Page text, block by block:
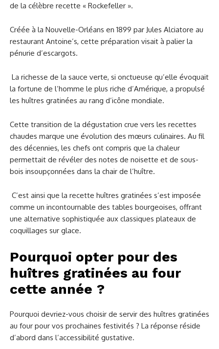
de la célèbre recette « Rockefeller ».
Créée à la Nouvelle-Orléans en 1899 par Jules Alciatore au
restaurant Antoine’s, cette préparation visait à palier la
pénurie d’escargots.
La richesse de la sauce verte, si onctueuse qu’elle évoquait
la fortune de l’homme le plus riche d’Amérique, a propulsé
les huîtres gratinées au rang d’icône mondiale.
Cette transition de la dégustation crue vers les recettes
chaudes marque une évolution des mœurs culinaires. Au fil
des décennies, les chefs ont compris que la chaleur
permettait de révéler des notes de noisette et de sous-
bois insoupçonnées dans la chair de l’huître.
C’est ainsi que la recette huîtres gratinées s’est imposée
comme un incontournable des tables bourgeoises, offrant
une alternative sophistiquée aux classiques plateaux de
coquillages sur glace.
Pourquoi opter pour des
huîtres gratinées au four
cette année ?
Pourquoi devriez-vous choisir de servir des huîtres gratinées
au four pour vos prochaines festivités ? La réponse réside
d’abord dans l’accessibilité gustative.